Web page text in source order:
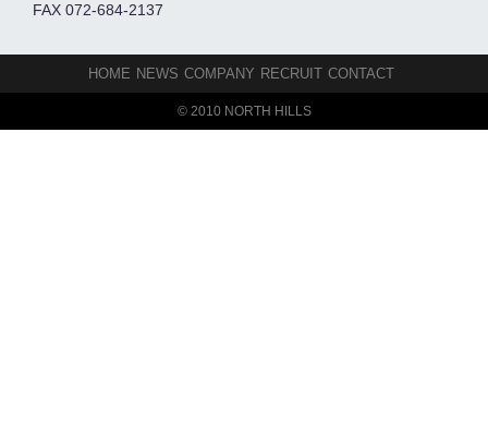
FAX 072-684-2137
HOME NEWS COMPANY RECRUIT CONTACT
© 2010 NORTH HILLS